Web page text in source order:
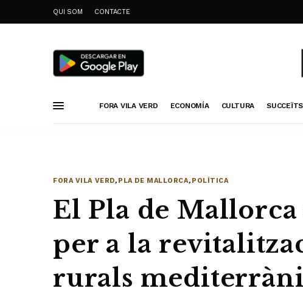
QUI SOM CONTACTE
FORA VILA VERD ECONOMÍA CULTURA SUCCEÏTS
FORA VILA VERD, PLA DE MALLORCA, POLÍTICA
El Pla de
per a la
rurals